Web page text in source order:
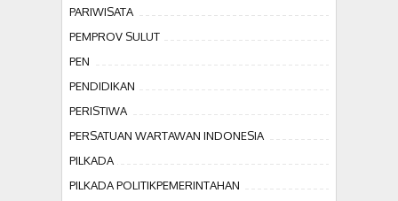
PARIWISATA
PEMPROV SULUT
PEN
PENDIDIKAN
PERISTIWA
PERSATUAN WARTAWAN INDONESIA
PILKADA
PILKADA POLITIKPEMERINTAHAN